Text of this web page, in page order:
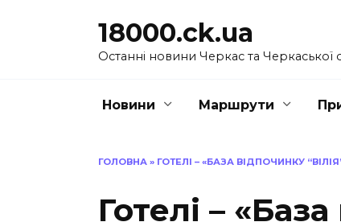
18000.ck.ua
Останні новини Черкас та Черкаської
Новини Маршрути
ГОЛОВНА » ГОТЕЛІ – «БАЗА ВІДПОЧИНКУ
Готелі –